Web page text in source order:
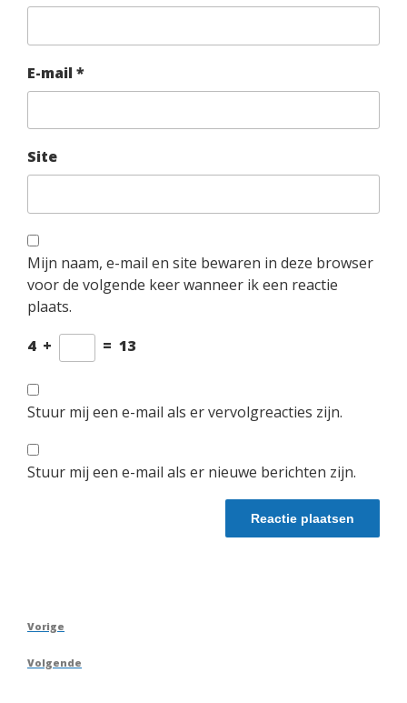
E-mail *
Site
Mijn naam, e-mail en site bewaren in deze browser
voor de volgende keer wanneer ik een reactie
plaats.
4 + = 13
Stuur mij een e-mail als er vervolgreacties zijn.
Stuur mij een e-mail als er nieuwe berichten zijn.
Berichtnavigatie
Vorig
Vorige
Volgend
Volgende